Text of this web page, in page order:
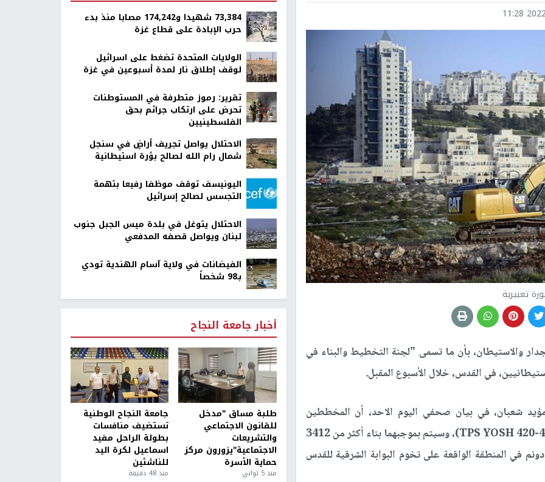
2022-
تعبيرية
والاستيطان، بأن ما تسمى "لجنة التخطيط والبناء في
في القدس، خلال الأسبوع المقبل.
شعبان، في بيان صحفي اليوم الاحد، أن المخططين
يحملان الرقمين (TPS YOSH 420-4-7)، و(TPS YOSH 420-4-10)، وسيتم بموجبهما بناء أكثر من 3412
استيطانية جديدة على مساحة تقدر 2100 دونم في المنطقة الواقعة على تخوم البوابة الشرقية للقدس
73,384 شهيدا و174,242 مصابا منذ بدء
حرب الإبادة على قطاع غزة
الولايات المتحدة تضغط على اسرائيل
لوقف إطلاق نار لمدة أسبوعين في غزة
تقرير: رموز متطرفة في المستوطنات
تحرض على ارتكاب جرائم بحق
الفلسطينيين
الاحتلال يواصل تجريف أراضٍ في سنجل
شمال رام الله لصالح بؤرة استيطانية
اليونيسف توقف موظفا رفيعا بتهمة
التجسس لصالح إسرائيل
الاحتلال يتوغل في بلدة ميس الجبل جنوب
لبنان ويواصل قصفه المدفعي
الفيضانات في ولاية آسام الهندية تودي
بـ98 شخصاً
أخبار جامعة النجاح
طلبة مساق "مدخل
للقانون الاجتماعي
والتشريعات
الاجتماعية"يزورون مركز
حماية الأسرة
منذ 5 ثواني
جامعة النجاح الوطنية
تستضيف منافسات
بطولة الراحل مفيد
اسماعيل لكرة اليد
للناشئين
منذ 48 دقيقة